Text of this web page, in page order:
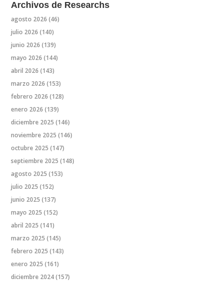
Archivos de Researchs
agosto 2026 (46)
julio 2026 (140)
junio 2026 (139)
mayo 2026 (144)
abril 2026 (143)
marzo 2026 (153)
febrero 2026 (128)
enero 2026 (139)
diciembre 2025 (146)
noviembre 2025 (146)
octubre 2025 (147)
septiembre 2025 (148)
agosto 2025 (153)
julio 2025 (152)
junio 2025 (137)
mayo 2025 (152)
abril 2025 (141)
marzo 2025 (145)
febrero 2025 (143)
enero 2025 (161)
diciembre 2024(157)